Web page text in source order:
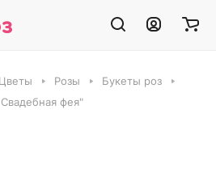
Цветы Розы
Букеты роз
фея"